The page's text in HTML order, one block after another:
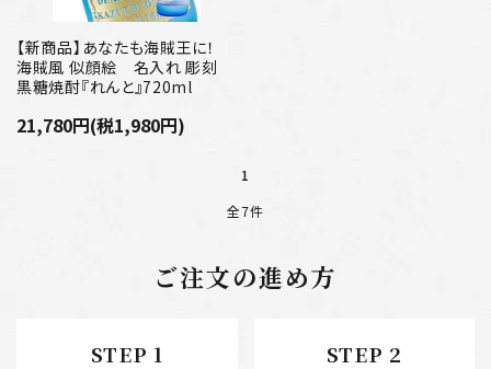
【新商品】あなたも海賊王に！
海賊風 似顔絵 名入れ 彫刻
黒糖焼酎『れんと』720ml
21,780円(税1,980円)
1
全7件
ご注文の進め方
STEP 1 STEP 2